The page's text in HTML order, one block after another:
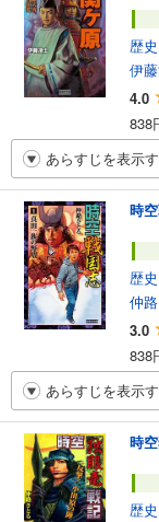
歴
伊
4.0
838
あらすじを表示
時
歴
仲
3.0
838
あらすじを表示
時
歴